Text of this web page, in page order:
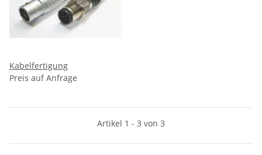
Kabelfertigung
Preis auf Anfrage
Artikel 1 - 3 von 3